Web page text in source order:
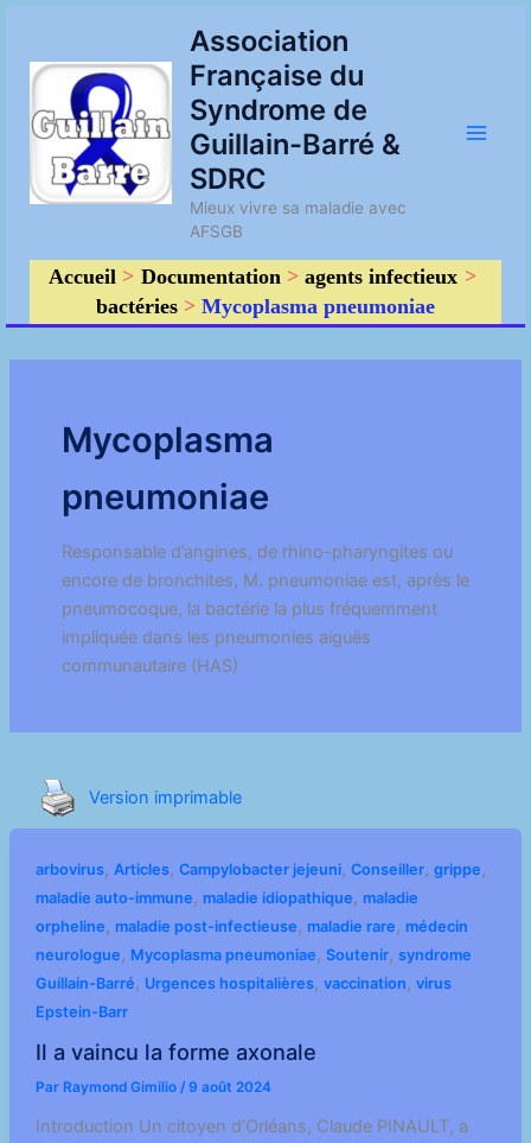
contenu
Association
Française du
Syndrome de
Guillain-Barré &
SDRC
Mieux vivre sa maladie avec
AFSGB
Accueil Documentation
agents infectieux
bactéries
Mycoplasma pneumoniae
Mycoplasma
pneumoniae
Responsable d’angines, de rhino-pharyngites ou
encore de bronchites, M. pneumoniae est, après le
pneumocoque, la bactérie la plus fréquemment
impliquée dans les pneumonies aiguës
communautaire (HAS)
Version imprimable
arbovirus, Articles, Campylobacter jejeuni, Conseiller, grippe,
maladie auto-immune, maladie idiopathique, maladie
orpheline, maladie post-infectieuse, maladie rare, médecin
neurologue, Mycoplasma pneumoniae, Soutenir, syndrome
Guillain-Barré, Urgences hospitalières, vaccination, virus
Epstein-Barr
Il a vaincu la forme axonale
Par Raymond Gimilio / 9 août 2024
Introduction Un citoyen d’Orléans, Claude PINAULT, a